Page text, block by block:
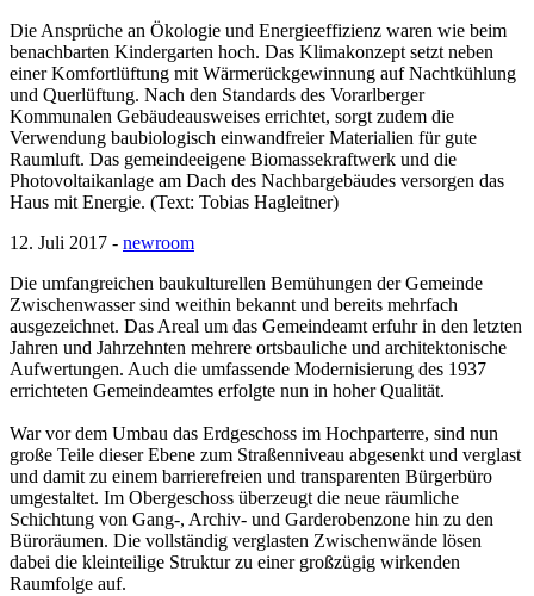
Die Ansprüche an Ökologie und Energieeffizienz waren wie beim
benachbarten Kindergarten hoch. Das Klimakonzept setzt neben
einer Komfortlüftung mit Wärmerückgewinnung auf Nachtkühlung
und Querlüftung. Nach den Standards des Vorarlberger
Kommunalen Gebäudeausweises errichtet, sorgt zudem die
Verwendung baubiologisch einwandfreier Materialien für gute
Raumluft. Das gemeindeeigene Biomassekraftwerk und die
Photovoltaikanlage am Dach des Nachbargebäudes versorgen das
Haus mit Energie. (Text: Tobias Hagleitner)
12. Juli 2017 - newroom
Die umfangreichen baukulturellen Bemühungen der Gemeinde
Zwischenwasser sind weithin bekannt und bereits mehrfach
ausgezeichnet. Das Areal um das Gemeindeamt erfuhr in den letzten
Jahren und Jahrzehnten mehrere ortsbauliche und architektonische
Aufwertungen. Auch die umfassende Modernisierung des 1937
errichteten Gemeindeamtes erfolgte nun in hoher Qualität.
War vor dem Umbau das Erdgeschoss im Hochparterre, sind nun
große Teile dieser Ebene zum Straßenniveau abgesenkt und verglast
und damit zu einem barrierefreien und transparenten Bürgerbüro
umgestaltet. Im Obergeschoss überzeugt die neue räumliche
Schichtung von Gang-, Archiv- und Garderobenzone hin zu den
Büroräumen. Die vollständig verglasten Zwischenwände lösen
dabei die kleinteilige Struktur zu einer großzügig wirkenden
Raumfolge auf.